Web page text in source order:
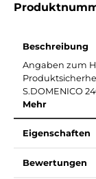
Beschreibung
Angaben zum
S.DOMENICO
Mehr
Eigenschaften
Bewertungen